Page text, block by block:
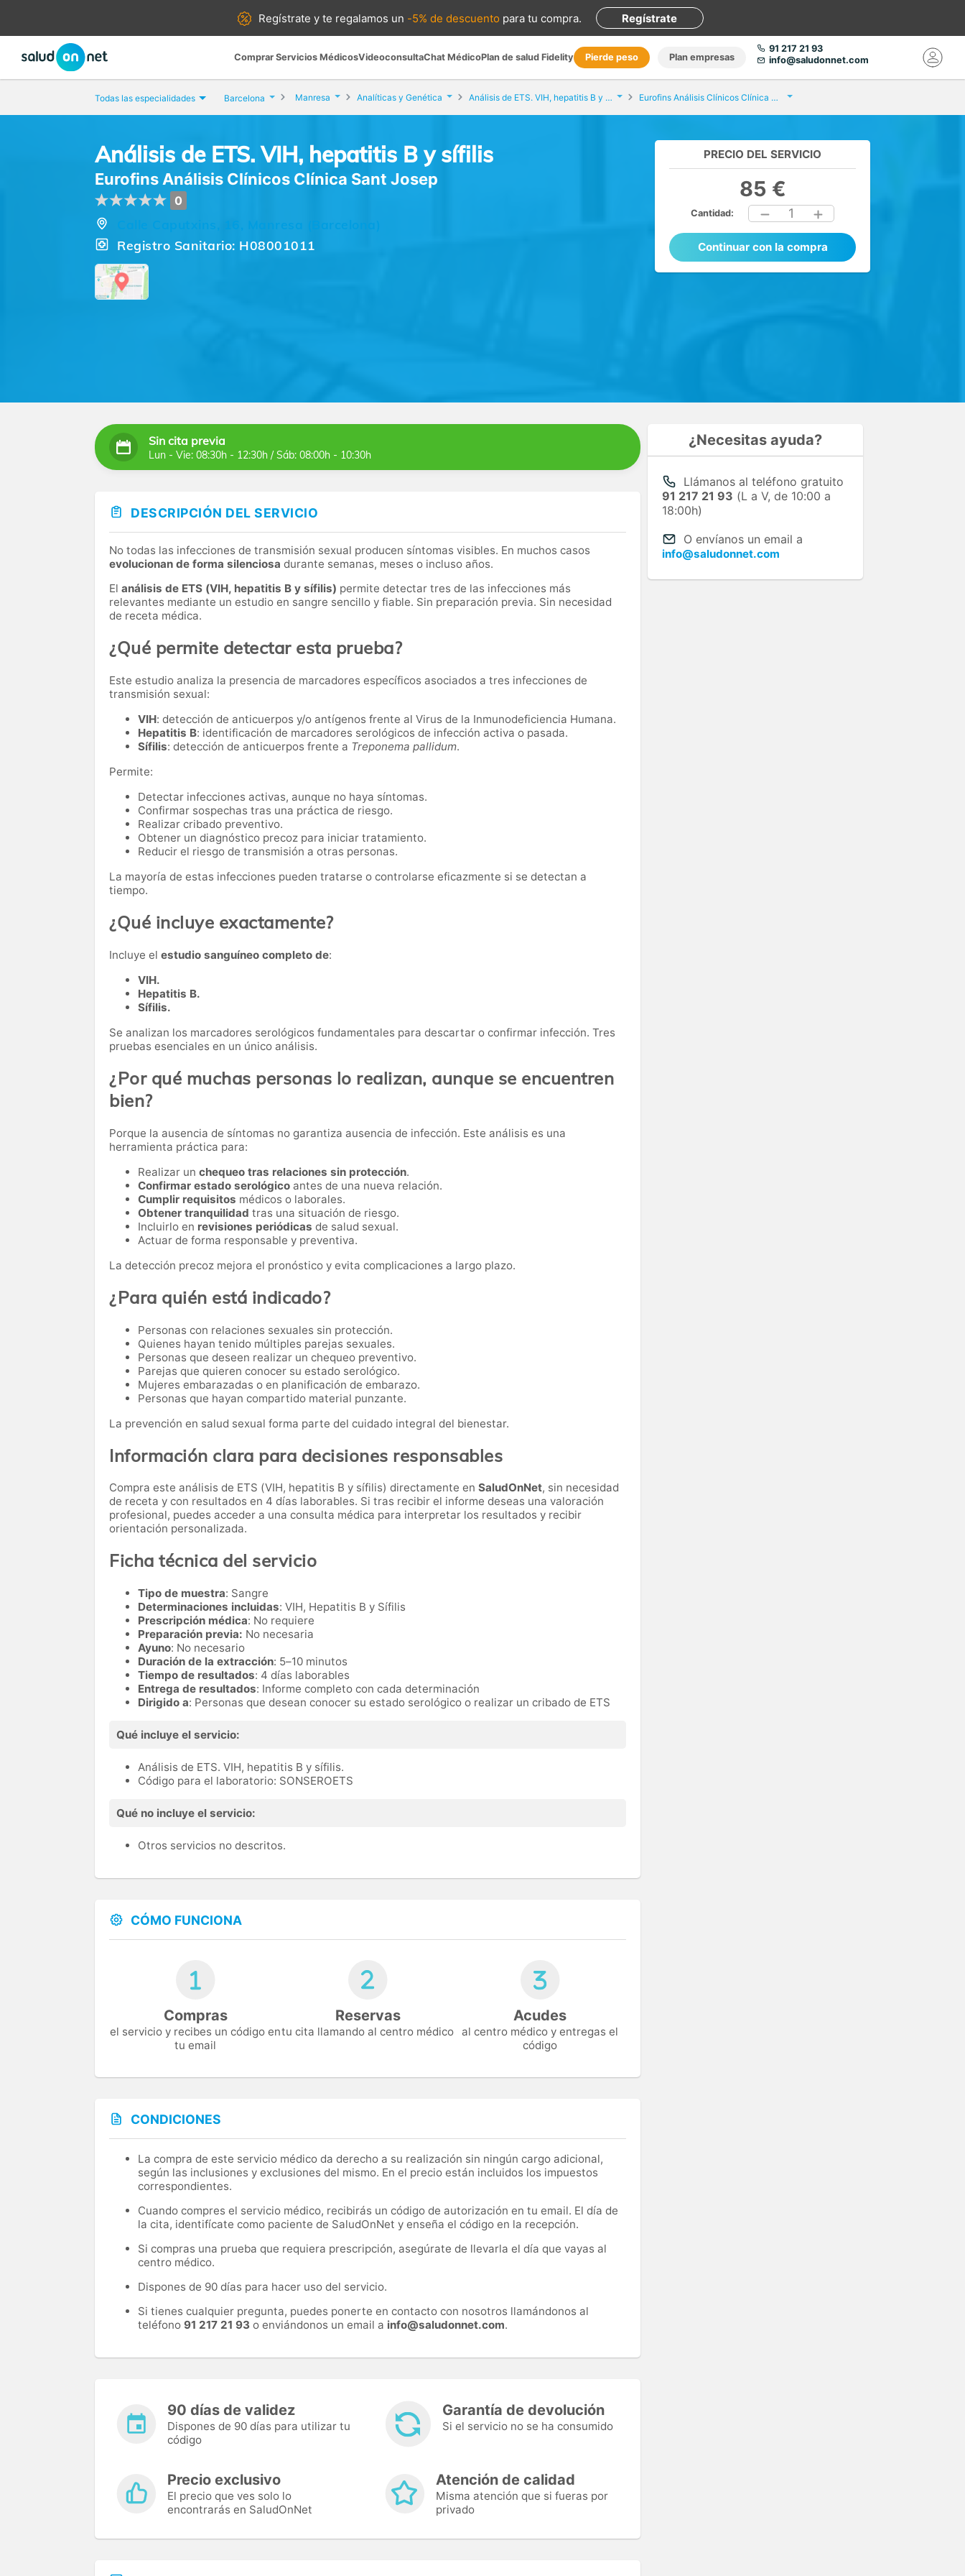
Regístrate yte regalamos un -5% de descuento para tu compra. Regístrate
Comprar Servicios MédicosVideoconsultaChat MédicoPlan de salud Fidelity Pierde peso Plan empresas
91 217 21 93
info@saludonnet.com
Todas las especialidades Barcelona Manresa Analíticas y Genética Análisis de ETS. VIH, hepatitis B y sífilis Eurofins Análisis Clínicos Clínica Sant Josep
Análisis de ETS. VIH, hepatitis B y sífilis
Eurofins Análisis Clínicos Clínica Sant Josep
0
Calle Caputxins, 16, Manresa (Barcelona)
Registro Sanitario: H08001011
PRECIO DEL SERVICIO
85 €
Cantidad: 1
Continuar con la compra
Sin cita previa
Lun - Vie: 08:30h - 12:30h / Sáb: 08:00h - 10:30h
DESCRIPCIÓN DEL SERVICIO
No todas las infecciones de transmisión sexual producen síntomas visibles. En muchos casos
evolucionan de forma silenciosa durante semanas, meses o incluso años.
El análisis de ETS (VIH, hepatitis B y sífilis) permite detectar tres de las infecciones más
relevantes mediante un estudio en sangre sencillo y fiable. Sin preparación previa. Sin necesidad
de receta médica.
¿Qué permite detectar esta prueba?
Este estudio analiza la presencia de marcadores específicos asociados a tres infecciones de
transmisión sexual:
VIH: detección de anticuerpos y/o antígenos frente al Virus de la Inmunodeficiencia Humana.
Hepatitis B: identificación de marcadores serológicos de infección activa o pasada.
Sífilis: detección de anticuerpos frente a Treponema pallidum.
Permite:
Detectar infecciones activas, aunque no haya síntomas.
Confirmar sospechas tras una práctica de riesgo.
Realizar cribado preventivo.
Obtener un diagnóstico precoz para iniciar tratamiento.
Reducir el riesgo de transmisión a otras personas.
La mayoría de estas infecciones pueden tratarse o controlarse eficazmente si se detectan a
tiempo.
¿Qué incluye exactamente?
Incluye el estudio sanguíneo completo de:
VIH.
Hepatitis B.
Sífilis.
Se analizan los marcadores serológicos fundamentales para descartar o confirmar infección. Tres
pruebas esenciales en un único análisis.
¿Por qué muchas personas lo realizan, aunque se encuentren
bien?
Porque la ausencia de síntomas no garantiza ausencia de infección. Este análisis es una
herramienta práctica para:
Realizar un chequeo tras relaciones sin protección.
Confirmar estado serológico antes de una nueva relación.
Cumplir requisitos médicos o laborales.
Obtener tranquilidad tras una situación de riesgo.
Incluirlo en revisiones periódicas de salud sexual.
Actuar de forma responsable y preventiva.
La detección precoz mejora el pronóstico y evita complicaciones a largo plazo.
¿Para quién está indicado?
Personas con relaciones sexuales sin protección.
Quienes hayan tenido múltiples parejas sexuales.
Personas que deseen realizar un chequeo preventivo.
Parejas que quieren conocer su estado serológico.
Mujeres embarazadas o en planificación de embarazo.
Personas que hayan compartido material punzante.
La prevención en salud sexual forma parte del cuidado integral del bienestar.
Información clara para decisiones responsables
Compra este análisis de ETS (VIH, hepatitis B y sífilis) directamente en SaludOnNet, sin necesidad
de receta y con resultados en 4 días laborables. Si tras recibir el informe deseas una valoración
profesional, puedes acceder a una consulta médica para interpretar los resultados y recibir
orientación personalizada.
Ficha técnica del servicio
Tipo de muestra: Sangre
Determinaciones incluidas: VIH, Hepatitis B y Sífilis
Prescripción médica: No requiere
Preparación previa: No necesaria
Ayuno: No necesario
Duración de la extracción: 5–10 minutos
Tiempo de resultados: 4 días laborables
Entrega de resultados: Informe completo con cada determinación
Dirigido a: Personas que desean conocer su estado serológico o realizar un cribado de ETS
Qué incluye el servicio:
Análisis de ETS. VIH, hepatitis B y sífilis.
Código para el laboratorio: SONSEROETS
Qué no incluye el servicio:
Otros servicios no descritos.
CÓMO FUNCIONA
Compras
el servicio y recibes un código en
tu email
Reservas
tu cita llamando al centro médico
Acudes
al centro médico y entregas el
código
CONDICIONES
La compra de este servicio médico da derecho a su realización sin ningún cargo adicional,
según las inclusiones y exclusiones del mismo. En el precio están incluidos los impuestos
correspondientes.
Cuando compres el servicio médico, recibirás un código de autorización en tu email. El día de
la cita, identifícate como paciente de SaludOnNet y enseña el código en la recepción.
Si compras una prueba que requiera prescripción, asegúrate de llevarla el día que vayas al
centro médico.
Dispones de 90 días para hacer uso del servicio.
Si tienes cualquier pregunta, puedes ponerte en contacto con nosotros llamándonos al
teléfono 91 217 21 93 o enviándonos un email a info@saludonnet.com.
90 días de validez
Dispones de 90 días para utilizar tu
código
Garantía de devolución
Si el servicio no se ha consumido
Precio exclusivo
El precio que ves solo lo
encontrarás en SaludOnNet
Atención de calidad
Misma atención que si fueras por
privado
¿Necesitas ayuda?
Llámanos al teléfono gratuito
91 217 21 93 (L a V, de 10:00 a
18:00h)
O envíanos un email a
info@saludonnet.com